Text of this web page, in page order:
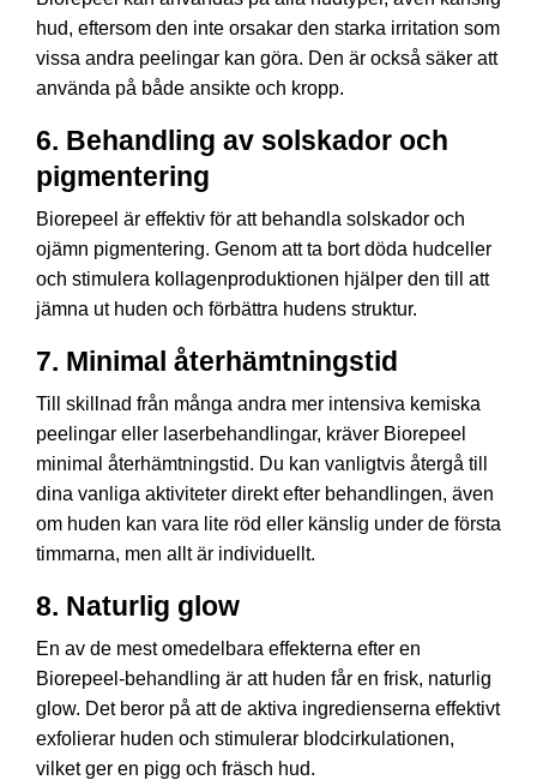
hud, eftersom den inte orsakar den starka irritation som
vissa andra peelingar kan göra. Den är också säker att
använda på både ansikte och kropp.
6. Behandling av solskador och
pigmentering
Biorepeel är effektiv för att behandla solskador och
ojämn pigmentering. Genom att ta bort döda hudceller
och stimulera kollagenproduktionen hjälper den till att
jämna ut huden och förbättra hudens struktur.
7. Minimal återhämtningstid
Till skillnad från många andra mer intensiva kemiska
peelingar eller laserbehandlingar, kräver Biorepeel
minimal återhämtningstid. Du kan vanligtvis återgå till
dina vanliga aktiviteter direkt efter behandlingen, även
om huden kan vara lite röd eller känslig under de första
timmarna, men allt är individuellt.
8. Naturlig glow
En av de mest omedelbara effekterna efter en
Biorepeel-behandling är att huden får en frisk, naturlig
glow. Det beror på att de aktiva ingredienserna effektivt
exfolierar huden och stimulerar blodcirkulationen,
vilket ger en pigg och fräsch hud.